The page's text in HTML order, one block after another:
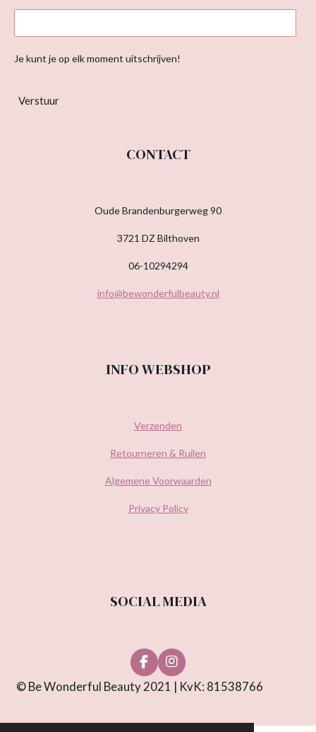
Je kunt je op elk moment uitschrijven!
Verstuur
CONTACT
Oude Brandenburgerweg 90
3721 DZ Bilthoven
06-10294294
info@bewonderfulbeauty.nl
INFO WEBSHOP
Verzenden
Retourneren & Ruilen
Algemene Voorwaarden
Privacy Policy
SOCIAL MEDIA
F
a
c
I
n
s
© Be Wonderful Beauty 2021 | KvK: 81538766